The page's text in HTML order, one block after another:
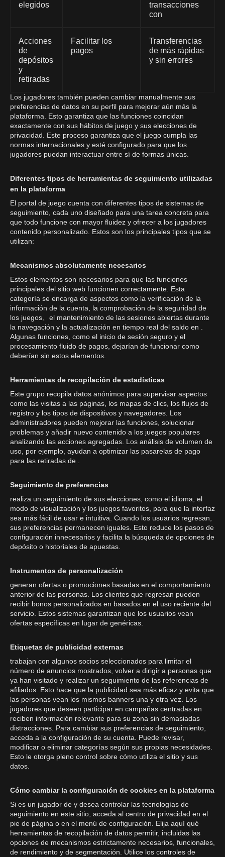
elegidos
transacciones
con
Acciones
de
depósitos
y
retiradas
Facilitar los
pagos
Transferencias
de más rápidas
y sin errores
Los jugadores también pueden cambiar manualmente sus
preferencias de datos en su perfil para mejorar aún más la
plataforma. Esto garantiza que las funciones coincidan
exactamente con sus hábitos de juego y sus elecciones de
privacidad. Este proceso garantiza que el juego cumpla las
normas internacionales y esté configurado para que los
jugadores puedan interactuar entre sí de formas únicas.
Diferentes tipos de herramientas de seguimiento utilizadas
en la plataforma
El portal de juego cuenta con diferentes tipos de sistemas de
seguimiento, cada uno diseñado para una tarea concreta para
que todo funcione con mayor fluidez y ofrecer a los jugadores
contenido personalizado. Estos son los principales tipos que se
utilizan:
Mecanismos absolutamente necesarios
Estos elementos son necesarios para que las funciones
principales del sitio web funcionen correctamente. Esta
categoría se encarga de aspectos como la verificación de la
información de la cuenta, la comprobación de la seguridad de
los juegos、el mantenimiento de las sesiones abiertas durante
la navegación y la actualización en tiempo real del saldo en .
Algunas funciones, como el inicio de sesión seguro y el
procesamiento fluido de pagos, dejarían de funcionar como
deberían sin estos elementos.
Herramientas de recopilación de estadísticas
Este grupo recopila datos anónimos para supervisar aspectos
como las visitas a las páginas, los mapas de clics, los flujos de
registro y los tipos de dispositivos y navegadores. Los
administradores pueden mejorar las funciones, solucionar
problemas y añadir nuevo contenido a los juegos populares
analizando las acciones agregadas. Los análisis de volumen de
uso, por ejemplo, ayudan a optimizar las pasarelas de pago
para las retiradas de .
Seguimiento de preferencias
realiza un seguimiento de sus elecciones, como el idioma, el
modo de visualización y los juegos favoritos, para que la interfaz
sea más fácil de usar e intuitiva. Cuando los usuarios regresan,
sus preferencias permanecen iguales. Esto reduce los pasos de
configuración innecesarios y facilita la búsqueda de opciones de
depósito o historiales de apuestas.
Instrumentos de personalización
generan ofertas o promociones basadas en el comportamiento
anterior de las personas. Los clientes que regresan pueden
recibir bonos personalizados en basados en el uso reciente del
servicio. Estos sistemas garantizan que los usuarios vean
ofertas específicas en lugar de genéricas.
Etiquetas de publicidad externas
trabajan con algunos socios seleccionados para limitar el
número de anuncios mostrados, volver a dirigir a personas que
ya han visitado y realizar un seguimiento de las referencias de
afiliados. Esto hace que la publicidad sea más eficaz y evita que
las personas vean los mismos banners una y otra vez. Los
jugadores que deseen participar en campañas centradas en
reciben información relevante para su zona sin demasiadas
distracciones. Para cambiar sus preferencias de seguimiento,
acceda a la configuración de su cuenta. Puede revisar,
modificar o eliminar categorías según sus propias necesidades.
Esto le otorga pleno control sobre cómo utiliza el sitio y sus
datos.
Cómo cambiar la configuración de cookies en la plataforma
Si es un jugador de y desea controlar las tecnologías de
seguimiento en este sitio, acceda al centro de privacidad en el
pie de página o en el menú de configuración. Elija aquí qué
herramientas de recopilación de datos permitir, incluidas las
opciones de mecanismos estrictamente necesarios, funcionales,
de rendimiento y de segmentación. Utilice los controles de